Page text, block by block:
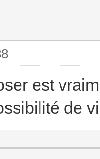
est
de